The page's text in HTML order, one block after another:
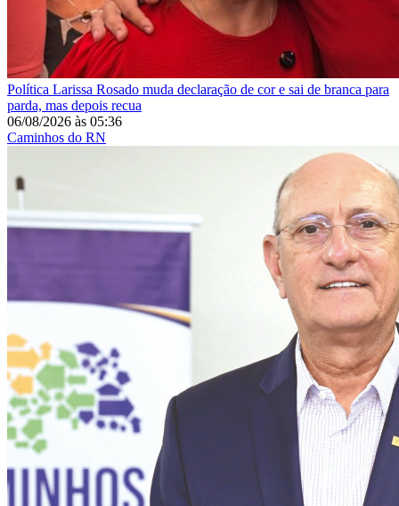
Política Larissa Rosado muda declaração de cor e sai de branca para
parda, mas depois recua
06/08/2026 às 05:36
Caminhos do RN